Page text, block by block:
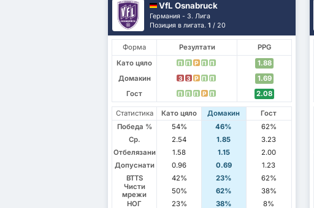
VfL Osnabruck
Германия - 3. Лига
Позиция в лигата.1 / 20
Форма Резултати
PPG
Като цяло
П П P П П
1.88
Домакин
З З P П П
1.69
Гост
П П П P П 2.08
Статистика Като цяло Домакин
Гост
Победа %
54% 46%
62%
Ср.
2.54 1.85
3.23
Отбелязани
1.58 1.15
2.00
Допуснати
0.96 0.69
1.23
BTTS
42% 23%
62%
Чисти
мрежи
50% 62%
38%
НОГ
23% 38%
8%